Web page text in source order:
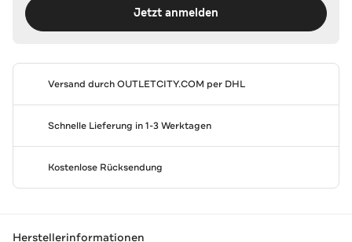
Jetzt anmelden
Versand durchOUTLETCITY.COM per DHL
Schnelle Lieferung in 1-3 Werktagen
Kostenlose Rücksendung
Herstellerinformationen